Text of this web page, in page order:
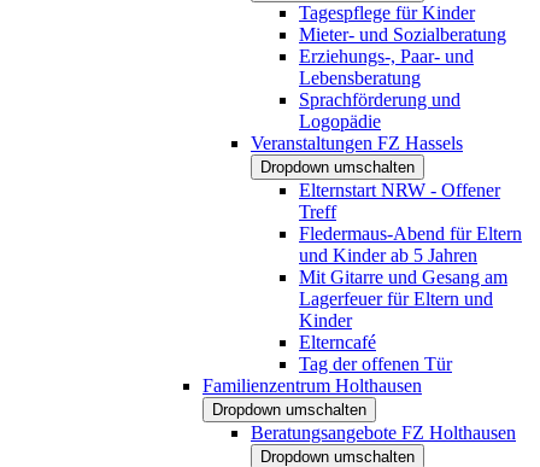
Tagespflege für Kinder
Mieter- und Sozialberatung
Erziehungs-, Paar- und
Lebensberatung
Sprachförderung und
Logopädie
Veranstaltungen FZ Hassels
Dropdown umschalten
Elternstart NRW - Offener
Treff
Fledermaus-Abend für Eltern
und Kinder ab 5 Jahren
Mit Gitarre und Gesang am
Lagerfeuer für Eltern und
Kinder
Elterncafé
Tag der offenen Tür
Familienzentrum Holthausen
Dropdown umschalten
Beratungsangebote FZ Holthausen
Dropdown umschalten